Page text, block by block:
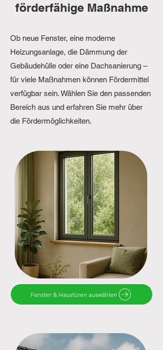
förderfähige Maßnahme
Ob neue Fenster, eine moderne
Heizungsanlage, die Dämmung der
Gebäudehülle oder eine Dachsanierung –
für viele Maßnahmen können Fördermittel
verfügbar sein. Wählen Sie den passenden
Bereich aus und erfahren Sie mehr über
die Fördermöglichkeiten.
Fenster & Haustüren auswählen